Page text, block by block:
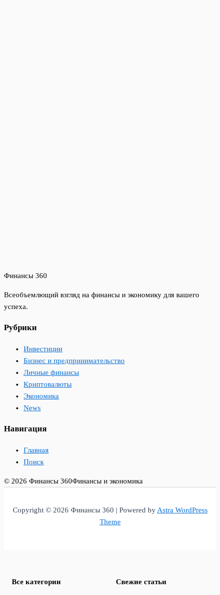
Финансы 360
Всеобъемлющий взгляд на финансы и экономику для вашего
успеха.
Рубрики
Инвестиции
Бизнес и предпринимательство
Личные финансы
Криптовалюты
Экономика
News
Навигация
Главная
Поиск
© 2026 Финансы 360Финансы и экономика
Copyright © 2026 Финансы 360 | Powered byAstra WordPress
Theme
Все категории Свежие статьи